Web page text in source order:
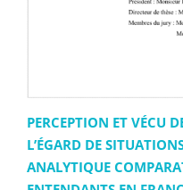
PERCEPTION ET VÉCU
L’ÉGARD DE
ANALYTIQUE